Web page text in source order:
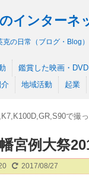
インターネ
の日常（ブログ・Blog）
鑑賞した映画・DVD
地域活動 起業
で撮
宮例大祭
2017/08/27